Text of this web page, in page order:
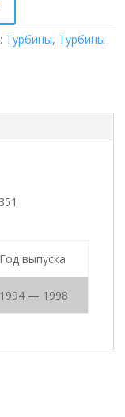
Турбины, Турбины
Год выпуска
1994 — 1998